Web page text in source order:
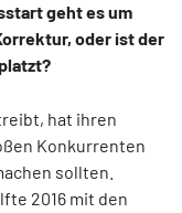
geht es um
oder ist der
hat ihren
Konkurrenten
sollten.
2016 mit den